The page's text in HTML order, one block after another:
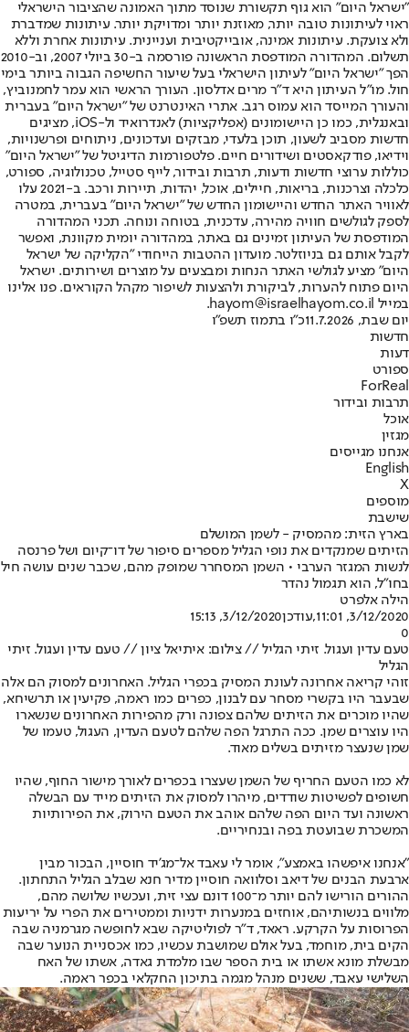
"ישראל היום" הוא גוף תקשורת שנוסד מתוך האמונה שהציבור הישראלי
ראוי לעיתונות טובה יותר, מאוזנת יותר ומדויקת יותר. עיתונות שמדברת
ולא צועקת. עיתונות אמינה, אובייקטיבית ועניינית. עיתונות אחרת וללא
תשלום. המהדורה המודפסת הראשונה פורסמה ב-30 ביולי 2007, וב-2010
הפך "ישראל היום" לעיתון הישראלי בעל שיעור החשיפה הגבוה ביותר בימי
חול. מו"ל העיתון היא ד"ר מרים אדלסון. העורך הראשי הוא עמר לחמנוביץ,
והעורך המייסד הוא עמוס רגב. אתרי האינטרנט של "ישראל היום" בעברית
ובאנגלית, כמו כן היישומונים (אפליקציות) לאנדרואיד ול-iOS, מציגים
חדשות מסביב לשעון, תוכן בלעדי, מבזקים ועדכונים, ניתוחים ופרשנויות,
וידיאו, פודקאסטים ושידורים חיים. פלטפורמות הדיגיטל של "ישראל היום"
כוללות ערוצי חדשות ודעות, תרבות ובידור, לייף סטייל, טכנולוגיה, ספורט,
כלכלה וצרכנות, בריאות, חיילים, אוכל, יהדות, תיירות ורכב. ב-2021 עלו
לאוויר האתר החדש והיישומון החדש של "ישראל היום" בעברית, במטרה
לספק לגולשים חוויה מהירה, עדכנית, בטוחה ונוחה. תכני המהדורה
המודפסת של העיתון זמינים גם באתר, במהדורה יומית מקוונת, ואפשר
לקבל אותם גם בניוזלטר. מועדון ההטבות הייחודי "הקליקה של ישראל
היום" מציע לגולשי האתר הנחות ומבצעים על מוצרים ושירותים. ישראל
היום פתוח להערות, לביקורת ולהצעות לשיפור מקהל הקוראים. פנו אלינו
במייל hayom@israelhayom.co.il.
יום שבת, 11.7.2026
כ"ו בתמוז תשפ"ו
חדשות
דעות
ספורט
ForReal
תרבות ובידור
אוכל
מגזין
אנחנו מגייסים
English
X
מוספים
שישבת
בארץ הזית: מהמסיק - לשמן המושלם
הזיתים שמנקדים את נופי הגליל מספרים סיפור של דו־קיום ושל פרנסה
לנשות המגזר הערבי • השמן המסחרר שמופק מהם, שכבר שנים עושה חיל
בחו"ל, הוא תגמול נהדר
הילה אלפרט
3/12/2020, 11:01
,עודכן3/12/2020, 15:13
0
טעם עדין ועגול. זיתי הגליל // צילום: איתיאל ציון // טעם עדין ועגול. זיתי
הגליל
זוהי קריאה אחרונה לעונת המסיק בכפרי הגליל. האחרונים למסוק הם אלה
שבעבר היו בקשרי מסחר עם לבנון, כפרים כמו ראמה, פקיעין או תרשיחא,
שהיו מוכרים את הזיתים שלהם צפונה ורק מהפירות האחרונים שנשארו
היו עוצרים שמן. ככה התרגל הפה שלהם לטעם העדין, העגול, טעמו של
שמן שנעצר מזיתים בשלים מאוד.
לא כמו הטעם החריף של השמן שעצרו בכפרים לאורך מישור החוף, שהיו
חשופים לפשיטות שודדים, מיהרו למסוק את הזיתים מייד עם הבשלה
ראשונה ועד היום הפה שלהם אוהב את הטעם הירוק, את הפירותיות
המשכרת שבועטת בפה ובנחיריים.
"אנחנו איפשהו באמצע", אומר לי עאבד אל־מג'יד חוסיין, הבכור מבין
ארבעת הבנים של דיאב וסלוואה חוסיין מדיר חנא שבלב הגליל התחתון.
ההורים הורישו להם יותר מ־100 דונם עצי זית, ועכשיו שלושה מהם,
מלווים בנשותיהם, אוחזים במנערות ידניות וממטירים את הפרי על יריעות
הפרוסות על הקרקע. ראאד, ד"ר לפוליטיקה שבא לחופשה מגרמניה שבה
הקים בית, מוחמד, בעל אולם שמושבת עכשיו, כמו אכסניית הנוער שבה
מבשלת מונא אשתו או בית הספר שבו מלמדת גאדה, אשתו של האח
השלישי עאבד, ששנים מנהל מגמה בתיכון החקלאי בכפר ראמה.